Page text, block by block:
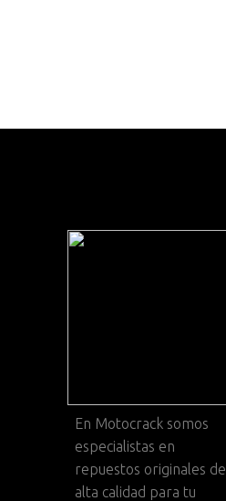
En Motocrack somos
especialistas en
repuestos originales de
alta calidad para tu